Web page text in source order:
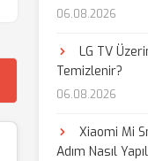
06.08.2026
LG TV
Temizlenir?
06.08.2026
Xiaomi Mi
Adım Nasıl